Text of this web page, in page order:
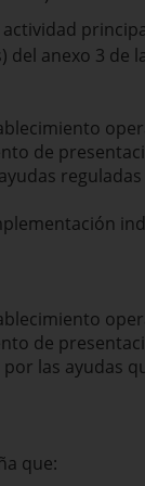
anexo 3 de
de
de
las ayudas
que: